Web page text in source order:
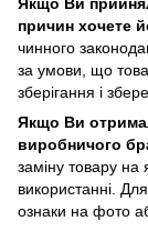
Якщо Ви
причин хочете
чинного
за умови, що
зберігання і
Якщо Ви
виробничого
заміну товару на
використанні.
ознаки на фото